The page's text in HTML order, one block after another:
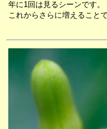
年に1回は見るシーンです。
これからさらに増えることで